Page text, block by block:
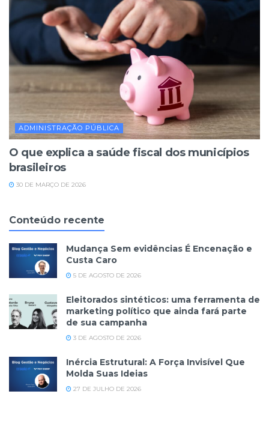
ADMINISTRAÇÃO PÚBLICA
O que explica a saúde fiscal dos municípios
brasileiros
30 DE MARÇO DE 2026
Conteúdo recente
Mudança Sem evidências É Encenação e
Custa Caro
5 DE AGOSTO DE 2026
Eleitorados sintéticos: uma ferramenta de
marketing político que ainda fará parte
de sua campanha
3 DE AGOSTO DE 2026
Inércia Estrutural: A Força Invisível Que
Molda Suas Ideias
27 DE JULHO DE 2026